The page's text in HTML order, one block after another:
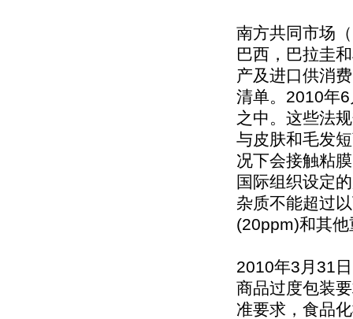
南方共同市场
巴西，巴拉圭
产及进口供消
清单。2010年
之中。这些法
与皮肤和毛发
况下会接触粘
国际组织设定
杂质不能超过
(20ppm)和其
2010年3月31
商品过度包装
准要求，食品